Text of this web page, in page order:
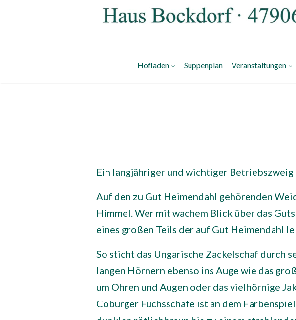
Hofladen Suppenplan Veranstaltungen
Ein langjähriger und wichtiger
Auf den zu Gut Heimendahl gehörenden
Himmel. Wer mit wachem Blick über das
eines großen Teils der auf Gut Heimendahl
So sticht das Ungarische Zackelschaf durch
langen Hörnern ebenso ins Auge wie das
um Ohren und Augen oder das vielhörnige
Coburger Fuchsschafe ist an dem